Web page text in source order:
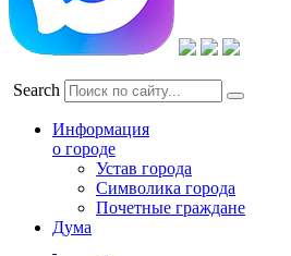
Search
Информация
о городе
Устав города
Символика города
Почетные граждане
Дума